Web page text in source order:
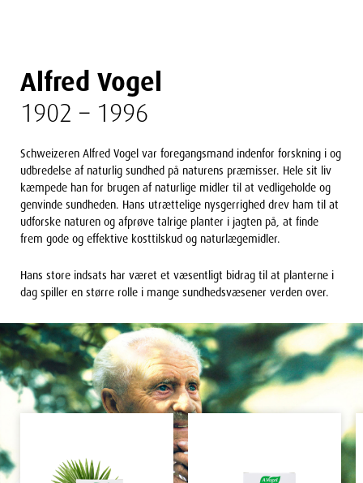
Alfred Vogel
1902 – 1996
Schweizeren Alfred Vogel var foregangsmand indenfor forskning i og
udbredelse af naturlig sundhed på naturens præmisser. Hele sit liv
kæmpede han for brugen af naturlige midler til at vedligeholde og
genvinde sundheden. Hans utrættelige nysgerrighed drev ham til at
udforske naturen og afprøve talrige planter i jagten på, at finde
frem gode og effektive kosttilskud og naturlægemidler.
Hans store indsats har været et væsentligt bidrag til at planterne i
dag spiller en større rolle i mange sundhedsvæsener verden over.